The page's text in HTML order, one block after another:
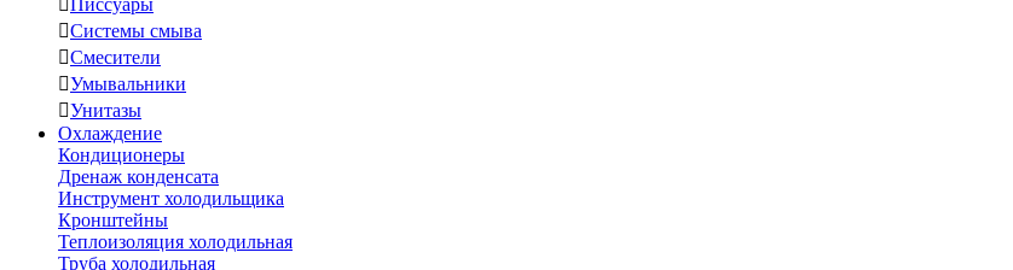
Писсуары
Системы смыва
Смесители
Умывальники
Унитазы
Охлаждение
Кондиционеры
Дренаж конденсата
Инструмент холодильщика
Кронштейны
Теплоизоляция холодильная
Труба холодильная